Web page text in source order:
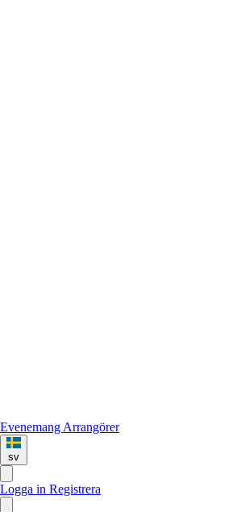
Evenemang Arrangörer
sv
Logga in Registrera